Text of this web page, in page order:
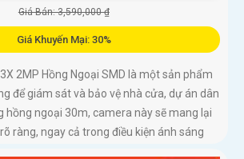
Giá Bán: 3,590,000 ₫
Giá Khuyến Mại: 30%
2MP Hồng Ngoại SMD là một sản phẩm
để giám sát và bảo vệ nhà cửa, dự án dân
hồng ngoại 30m, camera này sẽ mang lại
ràng, ngay cả trong điều kiện ánh sáng